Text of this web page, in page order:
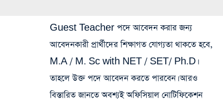
Guest Teacher পদে আবেদন করার জন্য
আবেদনকারী প্রার্থীদের শিক্ষাগত যোগ্যতা থাকতে হবে,
M.A / M. Sc with NET / SET/ Ph.D।
তাহলে উক্ত পদে আবেদন করতে পারবেন। আরও
বিস্তারিত জানতে অবশ্যই অফিসিয়াল নোটিফিকেশন